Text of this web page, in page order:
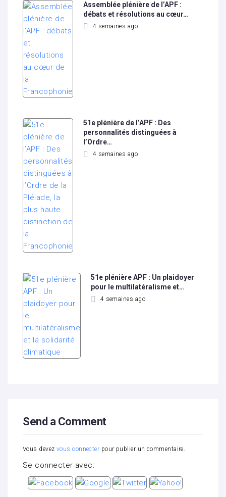
Assemblée plénière de l’APF :
débats et résolutions au cœur…
4 semaines ago
51e plénière de l’APF : Des
personnalités distinguées à
l’Ordre…
4 semaines ago
51e plénière APF : Un plaidoyer
pour le multilatéralisme et…
4 semaines ago
Send a Comment
Vous devez vous connecter pour publier un commentaire.
Se connecter avec: